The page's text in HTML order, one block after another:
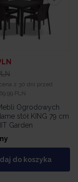
z 30 dni przed
PLN
Ogrodowych
stół KING 79 cm
Garden
do koszyka